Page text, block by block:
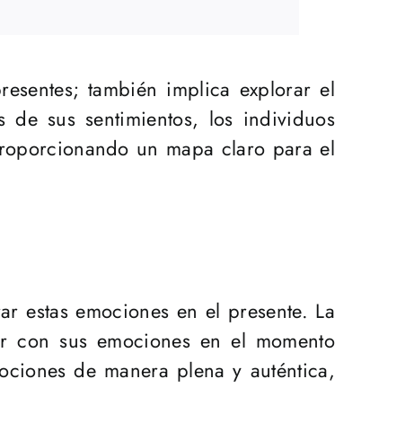
también implica explorar el
de sus sentimientos, los individuos
un mapa claro para el
estas emociones en el presente. La
con sus emociones en el momento
de manera plena y auténtica,